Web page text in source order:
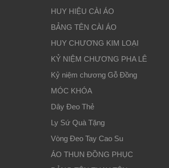
HUY HIỆU CÀI ÁO
BẢNG TÊN CÀI ÁO
HUY CHƯƠNG KIM LOẠI
KỶ NIỆM CHƯƠNG PHA LÊ
Kỷ niệm chương Gỗ Đồng
MÓC KHÓA
Dây Đeo Thẻ
Ly Sứ Quà Tặng
Vòng Đeo Tay Cao Su
ÁO THUN ĐỒNG PHỤC